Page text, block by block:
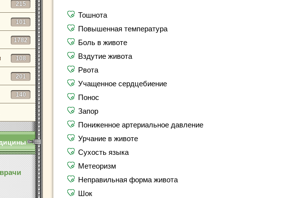
215
101
1782
108
201
140
Тошнота
Повышенная температура
Боль в животе
Вздутие живота
Рвота
Учащенное сердцебиение
Понос
Запор
Пониженное артериальное давление
Урчание в животе
Сухость языка
Метеоризм
Неправильная форма живота
Шок